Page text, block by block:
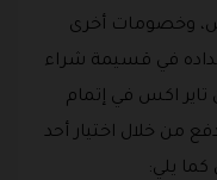
وخصومات أخرى
في قسيمة شراء
اكس في إتمام
من خلال اختيار أحد
يلي: